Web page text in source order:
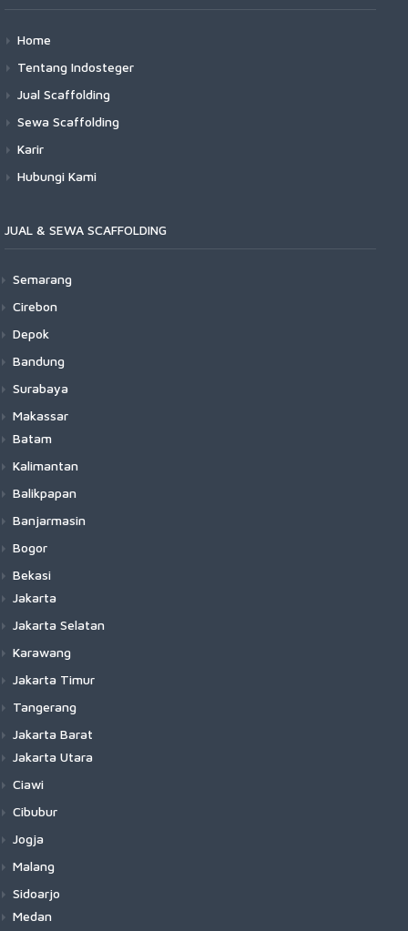
Home
Tentang Indosteger
Jual Scaffolding
Sewa Scaffolding
Karir
Hubungi Kami
JUAL & SEWA SCAFFOLDING
Semarang
Cirebon
Depok
Bandung
Surabaya
Makassar
Batam
Kalimantan
Balikpapan
Banjarmasin
Bogor
Bekasi
Jakarta
Jakarta Selatan
Karawang
Jakarta Timur
Tangerang
Jakarta Barat
Jakarta Utara
Ciawi
Cibubur
Jogja
Malang
Sidoarjo
Medan